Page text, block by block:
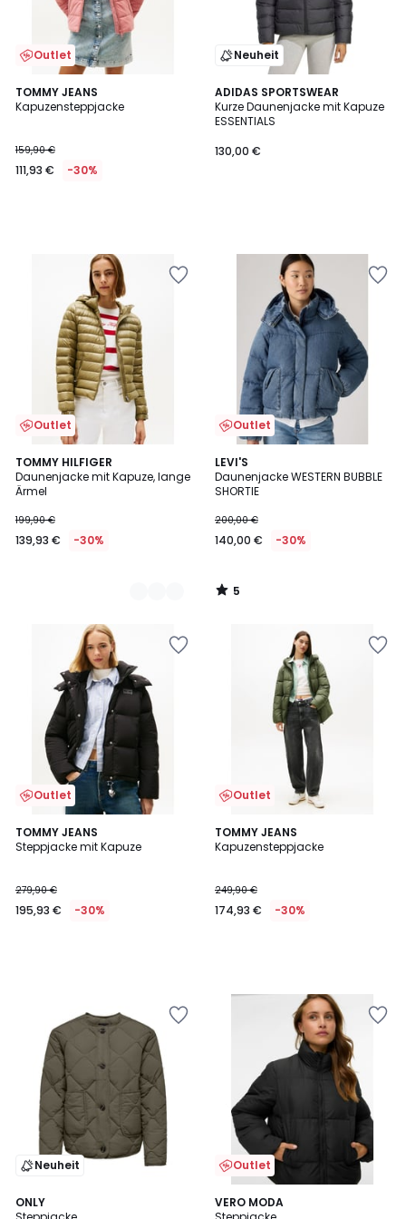
Outlet
TOMMY JEANS
Kapuzensteppjacke
159,90 €
111,93 € -30%
Neuheit
ADIDAS SPORTSWEAR
Kurze Daunenjacke mit Kapuze
ESSENTIALS
130,00 €
Outlet
TOMMY HILFIGER
Daunenjacke mit Kapuze, lange
Ärmel
199,90 €
139,93 € -30%
2
Farben
Outlet
LEVI'S
Daunenjacke WESTERN BUBBLE
SHORTIE
200,00 €
140,00 € -30%
5
/
5
5
/
Outlet
TOMMY JEANS
Steppjacke mit Kapuze
279,90 €
195,93 € -30%
Outlet
TOMMY JEANS
Kapuzensteppjacke
249,90 €
174,93 € -30%
Neuheit
ONLY
Outlet
VERO MODA